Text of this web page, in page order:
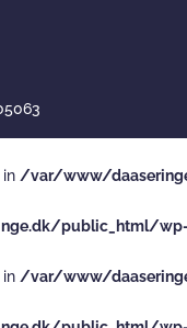
in /var/www/
public_html/
in /var/www/